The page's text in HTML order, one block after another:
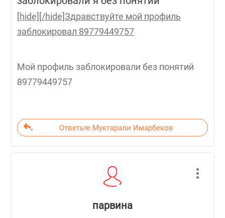
[hide][/hide]Здравствуйте мой профиль
заблокировал 89779449757
Мой профиль заблокировали без понятий
89779449757
Ответьте Муктарали Имарбеков
парвина